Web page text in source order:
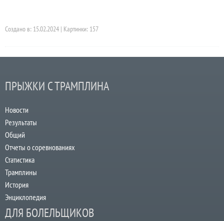
Создано в: 15.02.2024 | Картинки: 157
ПРЫЖКИ С ТРАМПЛИНА
Новости
Результаты
Общий
Отчеты о соревнованиях
Статистика
Трамплины
История
Энциклопедия
ДЛЯ БОЛЕЛЬЩИКОВ